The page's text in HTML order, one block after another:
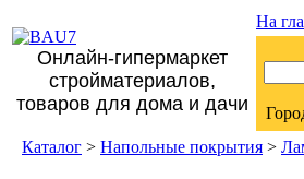
Онлайн-гипермаркет
стройматериалов,
товаров для дома и дачи
На
Каталог > Напольные покрытия >